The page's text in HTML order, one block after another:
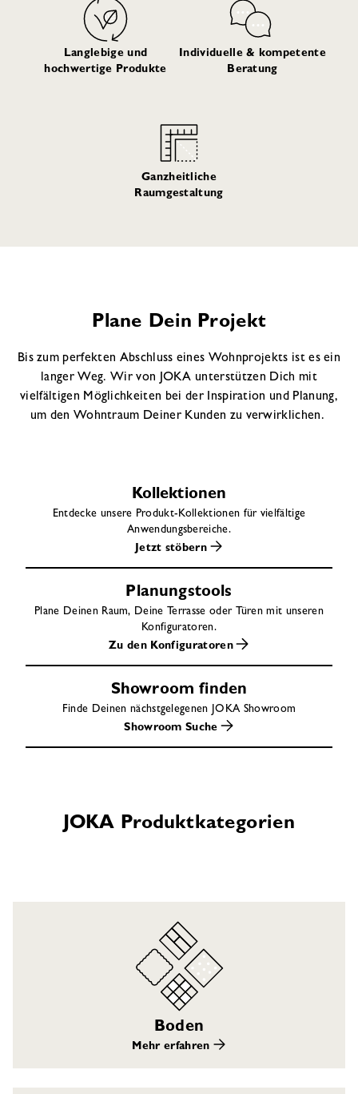
Langlebige und
hochwertige Produkte
Individuelle & kompetente
Beratung
Ganzheitliche
Raumgestaltung
Plane Dein Projekt
Bis zum perfekten Abschluss eines Wohnprojekts ist es ein
langer Weg. Wir von JOKA unterstützen Dich mit
vielfältigen Möglichkeiten bei der Inspiration und Planung,
um den Wohntraum Deiner Kunden zu verwirklichen.
Kollektionen
Entdecke unsere Produkt-Kollektionen für vielfältige
Anwendungsbereiche.
Jetzt stöbern
Planungstools
Plane Deinen Raum, Deine Terrasse oder Türen mit unseren
Konfiguratoren.
Zu den Konfiguratoren
Showroom finden
Finde Deinen nächstgelegenen JOKA Showroom
Showroom Suche
JOKA Produktkategorien
Boden
Mehr erfahren